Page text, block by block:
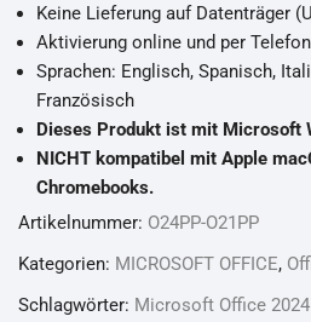
Keine Lieferung auf Datenträger
Aktivierung online und per Telefon
Sprachen: Englisch, Spanisch,
Französisch
Dieses Produkt ist mit Microsoft
NICHT kompatibel mit Apple
Chromebooks.
Artikelnummer: O24PP-O21PP
Kategorien: MICROSOFT OFFICE,
Schlagwörter: Microsoft Office